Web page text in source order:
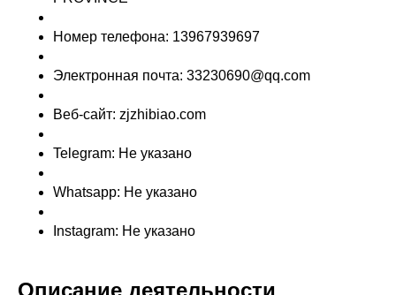
Номер телефона: 13967939697
Электронная почта: 33230690@qq.com
Веб-сайт: zjzhibiao.com
Telegram: Не указано
Whatsapp: Не указано
Instagram: Не указано